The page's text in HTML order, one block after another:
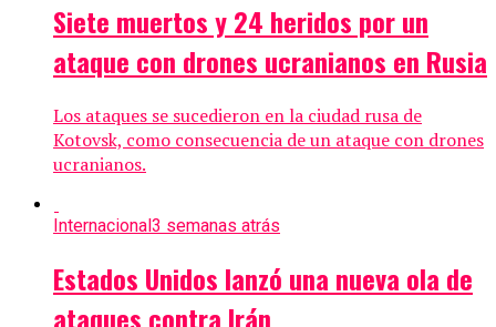
Siete muertos y 24 heridos por un
ataque con drones ucranianos en Rusia
Los ataques se sucedieron en la ciudad rusa de
Kotovsk, como consecuencia de un ataque con drones
ucranianos.
Internacional 3 semanas atrás
Estados Unidos lanzó una nueva ola de
ataques contra Irán